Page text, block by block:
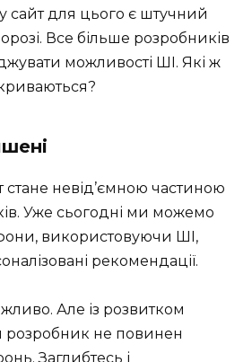
сайт для цього є штучний
Все більше розробників
можливості ШІ. Які ж
стане невід’ємною частиною
Уже сьогодні ми можемо
використовуючи ШІ,
рекомендації.
Але із розвитком
розробник не повинен
Заглибтесь і